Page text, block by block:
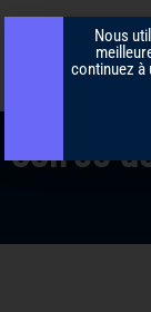
Soirée
Nous
continuez à